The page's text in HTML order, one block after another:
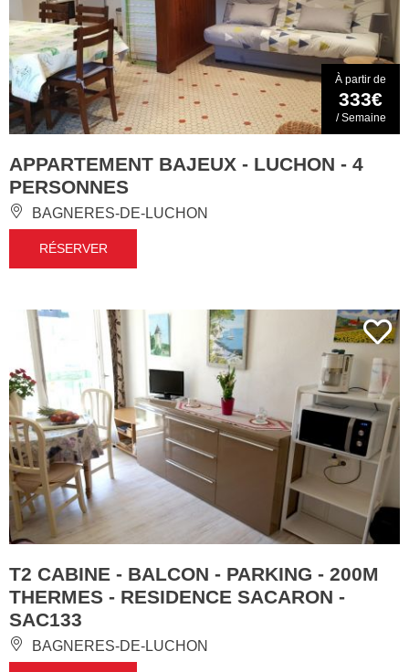
À partir de
333€
/ Semaine
APPARTEMENT BAJEUX - LUCHON - 4
PERSONNES
BAGNERES-DE-LUCHON
RÉSERVER
T2 CABINE - BALCON - PARKING - 200M
THERMES - RESIDENCE SACARON -
SAC133
BAGNERES-DE-LUCHON